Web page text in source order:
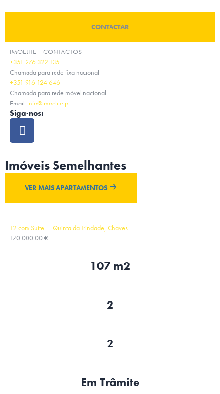
CONTACTAR
IMOELITE – CONTACTOS
+351 276 322 135
Chamada para rede fixa nacional
+351 916 124 646
Chamada para rede móvel nacional
Email: info@imoelite.pt
Siga-nos:
Imóveis Semelhantes
VER MAIS APARTAMENTOS
T2 com Suíte – Quinta da Trindade, Chaves
170 000.00 €
107 m2
2
2
Em Trâmite